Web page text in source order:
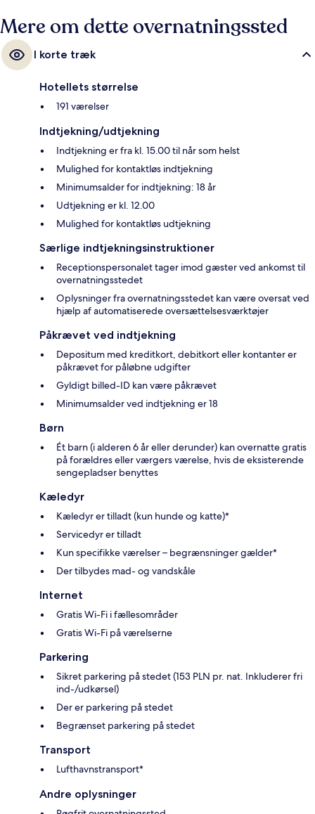
Mere om dette overnatningssted
I korte træk
Hotellets størrelse
191 værelser
Indtjekning/udtjekning
Indtjekning er fra kl. 15.00 til når som helst
Mulighed for kontaktløs indtjekning
Minimumsalder for indtjekning: 18 år
Udtjekning er kl. 12.00
Mulighed for kontaktløs udtjekning
Særlige indtjekningsinstruktioner
Receptionspersonalet tager imod gæster ved ankomst til
overnatningsstedet
Oplysninger fra overnatningsstedet kan være oversat ved
hjælp af automatiserede oversættelsesværktøjer
Påkrævet ved indtjekning
Depositum med kreditkort, debitkort eller kontanter er
påkrævet for påløbne udgifter
Gyldigt billed-ID kan være påkrævet
Minimumsalder ved indtjekning er 18
Børn
Ét barn (i alderen 6 år eller derunder) kan overnatte gratis
på forældres eller værgers værelse, hvis de eksisterende
sengepladser benyttes
Kæledyr
Kæledyr er tilladt (kun hunde og katte)*
Servicedyr er tilladt
Kun specifikke værelser – begrænsninger gælder*
Der tilbydes mad- og vandskåle
Internet
Gratis Wi-Fi i fællesområder
Gratis Wi-Fi på værelserne
Parkering
Sikret parkering på stedet (153 PLN pr. nat. Inkluderer fri
ind-/udkørsel)
Der er parkering på stedet
Begrænset parkering på stedet
Transport
Lufthavnstransport*
Andre oplysninger